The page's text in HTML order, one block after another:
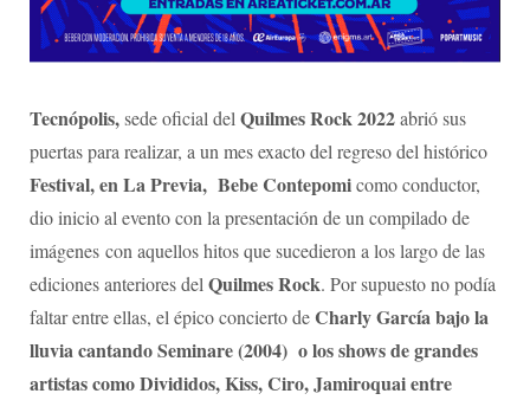
Tecnópolis,sede oficial del Quilmes Rock 2022abrió sus
puertas para realizar, a un mes exacto del regreso del histórico
Festival, en La Previa, Bebe Contepomicomo conductor,
dio inicio al evento con la presentación de un compilado de
imágenes con aquellos hitos que sucedieron a los largo de las
ediciones anteriores del Quilmes Rock. Por supuesto no podía
faltar entre ellas, el épico concierto deCharly García bajo la
lluvia cantando Seminare (2004) o los shows de grandes
artistas como Divididos, Kiss, Ciro, Jamiroquai entre